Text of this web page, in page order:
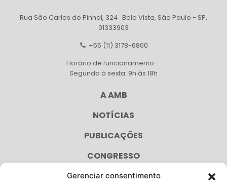
Gerenciar consentimento
Rua São Carlos do Pinhal, 324 Bela Vista, São Paulo - SP,
01333903
+55 (11) 3178-6800
Horário de funcionamento:
Segunda à sexta: 9h às 18h
A AMB
NOTÍCIAS
PUBLICAÇÕES
CONGRESSO
AGENDA